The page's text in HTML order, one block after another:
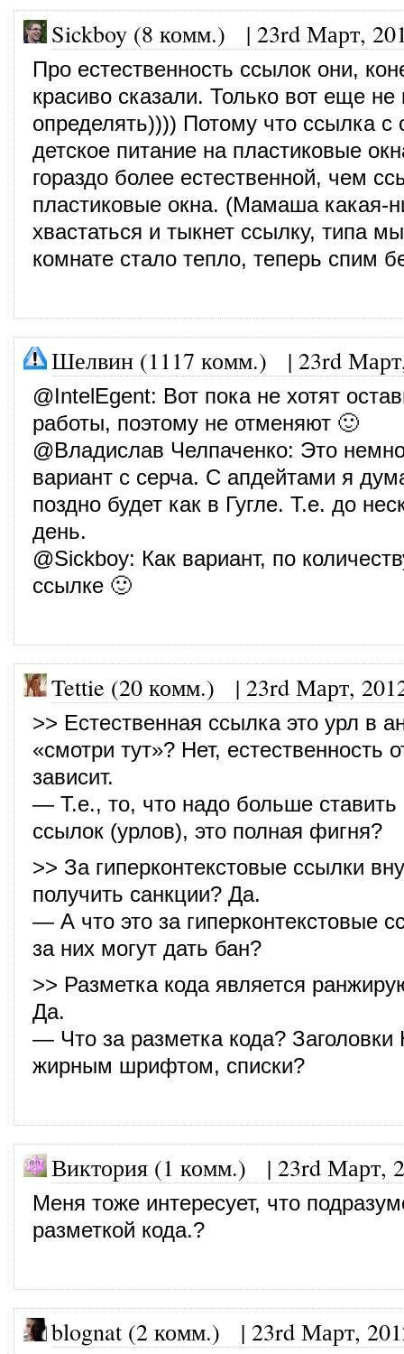
Sickboy (8 комм.) | 23rd Март,
Про естественность ссылок они,
красиво сказали. Только вот еще не
определять)))) Потому что ссылка с
детское питание на пластиковые
гораздо более естественной, чем
пластиковые окна. (Мамаша какая-
хвастаться и тыкнет ссылку, типа
комнате стало тепло, теперь спим
Шелвин (1117 комм.) | 23rd
@IntelEgent: Вот пока не хотят
работы, поэтому не отменяют 🙂
@Владислав Челпаченко: Это
вариант с серча. С апдейтами я
поздно будет как в Гугле. Т.е. до
день.
@Sickboy: Как вариант, по
ссылке 🙂
Tettie (20 комм.) | 23rd Март,
>> Естественная ссылка это урл в
«смотри тут»? Нет, естественность
зависит.
— Т.е., то, что надо больше ставить
ссылок (урлов), это полная фигня?
>> За гиперконтекстовые ссылки
получить санкции? Да.
— А что это за гиперконтекстовые
за них могут дать бан?
>> Разметка кода является
Да.
— Что за разметка кода?
жирным шрифтом, списки?
Виктория (1 комм.) | 23rd Март,
Меня тоже интересует, что
разметкой кода.?
blognat (2 комм.) | 23rd Март,